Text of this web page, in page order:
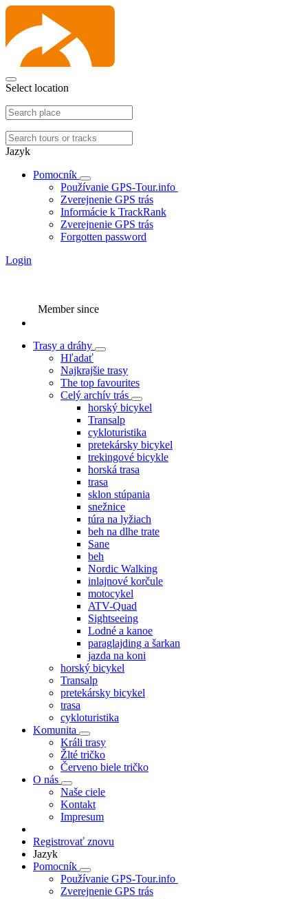
Select location
Jazyk
Pomocník
Používanie GPS-Tour.info
Zverejnenie GPS trás
Informácie k TrackRank
Zverejnenie GPS trás
Forgotten password
Login
Member since
Trasy a dráhy
Hľadať
Najkrajšie trasy
The top favourites
Celý archív trás
horský bicykel
Transalp
cykloturistika
pretekársky bicykel
trekingové bicykle
horská trasa
trasa
sklon stúpania
snežnice
túra na lyžiach
beh na dlhe trate
Sane
beh
Nordic Walking
inlajnové korčule
motocykel
ATV-Quad
Sightseeing
Lodné a kanoe
paraglajding a šarkan
jazda na koni
horský bicykel
Transalp
pretekársky bicykel
trasa
cykloturistika
Komunita
Králi trasy
Žlté tričko
Červeno biele tričko
O nás
Naše ciele
Kontakt
Impresum
Registrovať znovu
Jazyk
Pomocník
Používanie GPS-Tour.info
Zverejnenie GPS trás